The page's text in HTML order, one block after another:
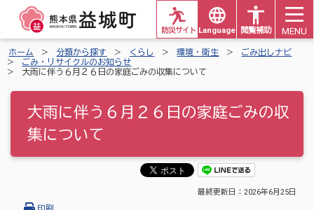
Languages 閲覧補助
防災サイト MENU
ホーム 分類から探す くらし 環境・衛生
ごみ出しナビ
ごみ・リサイクルのお知らせ
大雨に伴う６月２６日の家庭ごみの収集について
大雨に伴う６月２６日の家庭ごみの収
集について
最終更新日： 2026年6月25日